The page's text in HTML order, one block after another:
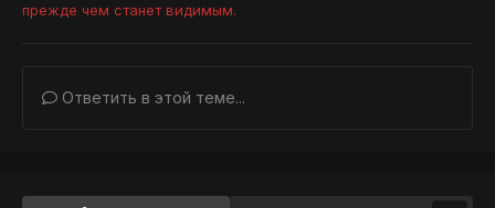
прежде чем станет видимым.
Ответить в этой теме...